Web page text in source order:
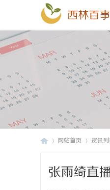
西林百
网站首页 资讯
张雨绮直